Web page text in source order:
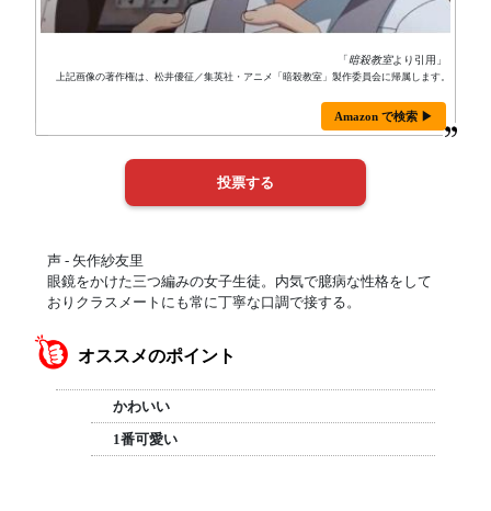
「暗殺教室より引用」
上記画像の著作権は、松井優征／集英社・アニメ「暗殺教室」製作委員会に帰属します。
Amazon で検索 ▶
声 - 矢作紗友里
眼鏡をかけた三つ編みの女子生徒。内気で臆病な性格をして
おりクラスメートにも常に丁寧な口調で接する。
オススメのポイント
かわいい
1番可愛い